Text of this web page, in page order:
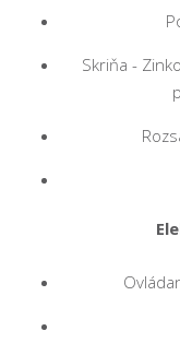
Skriňa -